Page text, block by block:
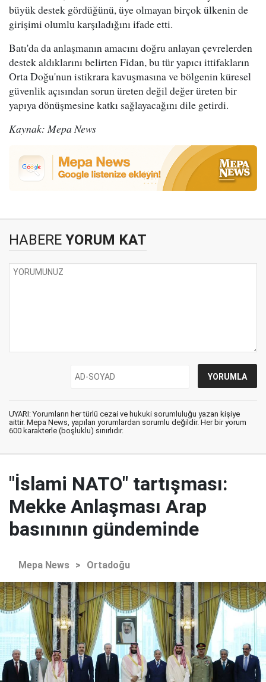
büyük destek gördüğünü, üye olmayan birçok ülkenin de
girişimi olumlu karşıladığını ifade etti.
Batı'da da anlaşmanın amacını doğru anlayan çevrelerden
destek aldıklarını belirten Fidan, bu tür yapıcı ittifakların
Orta Doğu'nun istikrara kavuşmasına ve bölgenin küresel
güvenlik açısından sorun üreten değil değer üreten bir
yapıya dönüşmesine katkı sağlayacağını dile getirdi.
Kaynak: Mepa News
HABERE YORUM KAT
UYARI: Yorumların her türlü cezai ve hukuki sorumluluğu yazan kişiye
aittir. Mepa News, yapılan yorumlardan sorumlu değildir. Her bir yorum
600 karakterle (boşluklu) sınırlıdır.
"İslami NATO" tartışması:
Mekke Anlaşması Arap
basınının gündeminde
Mepa News > Ortadoğu